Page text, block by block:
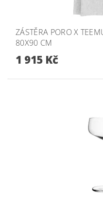
ZÁSTĚRA PORO X
80X90 CM
1 915 Kč